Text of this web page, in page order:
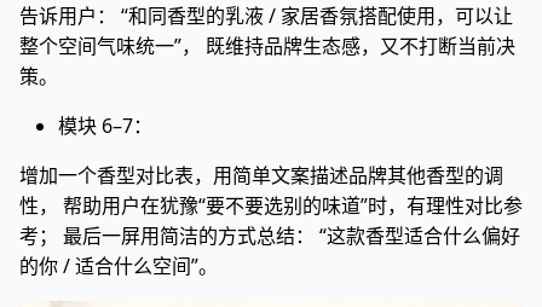
告诉用户： “和同香型的乳液 / 家居香氛搭配使用，可以让
整个空间气味统一”， 既维持品牌生态感，又不打断当前决
策。
模块 6–7：
增加一个香型对比表，用简单文案描述品牌其他香型的调
性， 帮助用户在犹豫“要不要选别的味道”时，有理性对比参
考； 最后一屏用简洁的方式总结： “这款香型适合什么偏好
的你 / 适合什么空间”。